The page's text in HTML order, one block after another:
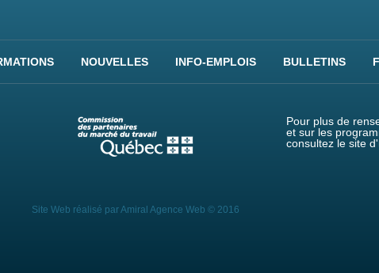
NOUVELLES INFO-EMPLOIS BULLETINS
Pour plus de
et sur les
consultez le site
Site Web réalisé parAmiral Agence Web © 2016